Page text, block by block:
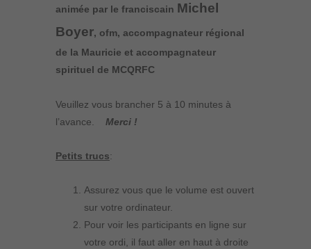
animée par le franciscain Michel
Boyer, ofm, accompagnateur régional
de la Mauricie et accompagnateur
spirituel de MCQRFC
Veuillez vous brancher 5 à 10 minutes à
l’avance.
Merci !
Petits trucs:
Assurez vous que le volume est ouvert
sur votre ordinateur.
Pour voir les participants en ligne sur
votre ordi, il faut aller en haut à droite